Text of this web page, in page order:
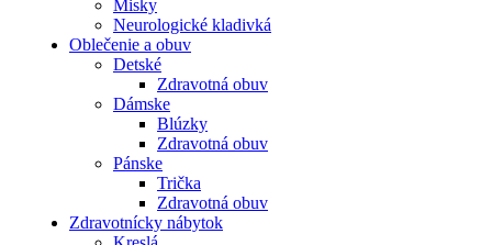
Misky
Neurologické kladivká
Oblečenie a obuv
Detské
Zdravotná obuv
Dámske
Blúzky
Zdravotná obuv
Pánske
Trička
Zdravotná obuv
Zdravotnícky nábytok